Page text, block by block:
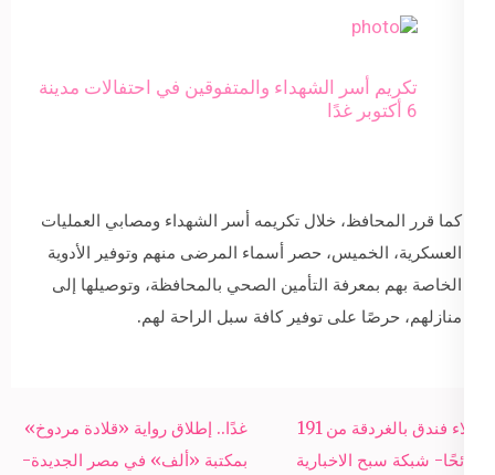
تكريم أسر الشهداء والمتفوقين في احتفالات مدينة
6 أكتوبر غدًا
كما قرر المحافظ، خلال تكريمه أسر الشهداء ومصابي العمليات
العسكرية، الخميس، حصر أسماء المرضى منهم وتوفير الأدوية
الخاصة بهم بمعرفة التأمين الصحي بالمحافظة، وتوصيلها إلى
منازلهم، حرصًا على توفير كافة سبل الراحة لهم.
Post
navigation
غدًا.. إطلاق رواية «قلادة مردوخ»
بمكتبة «ألف» في مصر الجديدة-
إخلاء فندق بالغردقة من 191
سائحًا- شبكة سبح الاخبارية